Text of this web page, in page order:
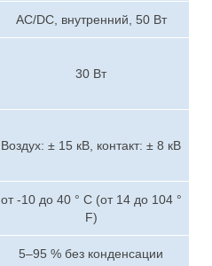
AC/DC, внутренний, 50 Вт
30 Вт
Воздух: ± 15 кВ, контакт: ± 8 кВ
от -10 до 40 ° C (от 14 до 104 °
F)
5–95 % без конденсации